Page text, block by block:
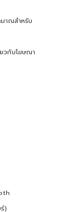
มาณสำหรับ
ยวกับโฆษณา
)